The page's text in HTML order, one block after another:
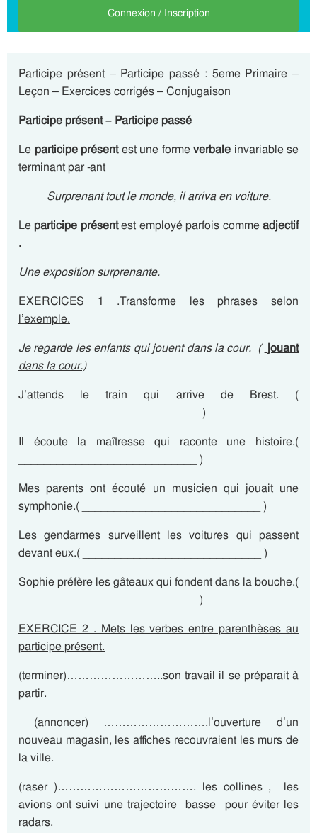
Connexion / Inscription
Participe présent – Participe passé : 5eme Primaire –
Leçon – Exercices corrigés – Conjugaison
Participe présent – Participe passé
Le participe présentest une formeverbale invariable se
terminant par -ant
Surprenant tout le monde, il arriva en voiture.
Leparticipe présentest employé parfois commeadjectif
.
Une exposition surprenante.
EXERCICES 1 .Transforme les phrases selon
l’exemple.
Je regarde les enfants qui jouent dans la cour. ( jouant
dans la cour.)
J’attends le train qui arrive de Brest. (
____________________________ )
Il écoute la maîtresse qui raconte une histoire.(
____________________________ )
Mes parents ont écouté un musicien qui jouait une
symphonie.( ____________________________ )
Les gendarmes surveillent les voitures qui passent
devant eux.( ____________________________ )
Sophie préfère les gâteaux qui fondent dans la bouche.(
____________________________ )
EXERCICE 2 . Mets les verbes entre parenthèses au
participe présent.
(terminer)……………………..son travail il se préparait à
partir.
(annoncer) ……………………….l’ouverture d’un
nouveau magasin, les affiches recouvraient les murs de
la ville.
(raser )………………………………. les collines , les
avions ont suivi une trajectoire basse pour éviter les
radars.